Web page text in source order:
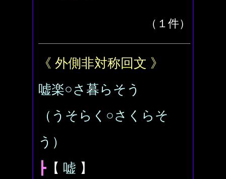
（１件）
《 外側非対称回文 》
嘘楽○さ暮らそう
（うそらく○さくらそ
う）
┣ 【 嘘 】